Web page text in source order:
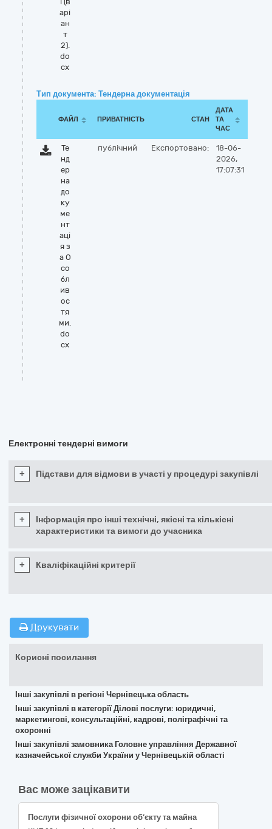
арі
ан
т
2).
do
cx
Тип документа: Тендерна документація
ФАЙЛ ПРИВАТНІСТЬ СТАН
ДАТА
ТА
ЧАС
Те
нд
ер
на
до
ку
ме
нт
аці
я з
а О
со
бл
ив
ос
тя
ми.
do
cx
публічний Експортовано:
18-06-
2026,
17:07:31
Електронні тендерні вимоги
+ Підстави для відмови в участі у процедурі закупівлі
+
Інформація про інші технічні, якісні та кількісні
характеристики та вимоги до учасника
+ Кваліфікаційні критерії
Друкувати
Корисні посилання
Інші закупівлі в регіоні Чернівецька область
Інші закупівлі в категорії Ділові послуги: юридичні,
маркетингові, консультаційні, кадрові, поліграфічні та
охоронні
Інші закупівлі замовника Головне управління Державної
казначейської служби України у Чернівецькій області
Вас може зацікавити
Послуги фізичної охорони об’єкту та майна